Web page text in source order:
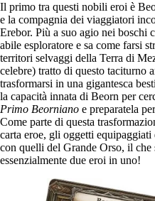
Il primo tra questi nobili eroi è
e la compagnia dei viaggiatori
Erebor. Più a suo agio nei boschi
abile esploratore e sa come farsi
territori selvaggi della Terra di
celebre) tratto di questo taciturno
trasformarsi in una gigantesca
la capacità innata di Beorn per
Primo Beorniano e preparatela
Come parte di questa
carta eroe, gli oggetti
con quelli del Grande Orso, il
essenzialmente due eroi in uno!